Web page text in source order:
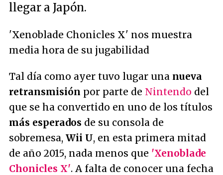
llegar a Japón.
'Xenoblade Chonicles X' nos muestra
media hora de su jugabilidad
Tal día como ayer tuvo lugar una nueva
retransmisión por parte de Nintendo del
que se ha convertido en uno de los títulos
más esperados de su consola de
sobremesa, Wii U, en esta primera mitad
de año 2015, nada menos que 'Xenoblade
Chonicles X'. A falta de conocer una fecha